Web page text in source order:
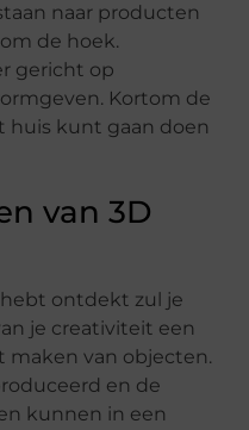
naar producten
de hoek.
gericht op
Kortom de
huis kunt gaan doen
van 3D
ontdekt zul je
je creativiteit een
maken van objecten.
en de
kunnen in een